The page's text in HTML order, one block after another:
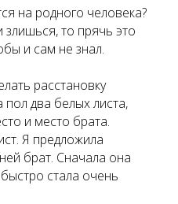
на родного человека?
то прячь это
и сам не знал.
расстановку
два белых листа,
и место брата.
Я предложила
брат. Сначала она
стала очень